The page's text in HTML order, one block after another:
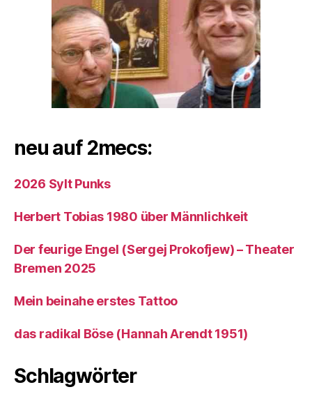
neu auf 2mecs:
2026 Sylt Punks
Herbert Tobias 1980 über Männlichkeit
Der feurige Engel (Sergej Prokofjew) – Theater
Bremen 2025
Mein beinahe erstes Tattoo
das radikal Böse (Hannah Arendt 1951)
Schlagwörter